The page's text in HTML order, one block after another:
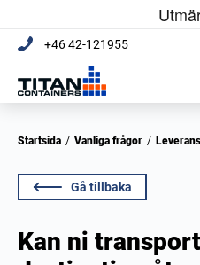
+46 42-121955
Startsida / Vanliga frågor / Leverans
Gå tillbaka
Kan ni